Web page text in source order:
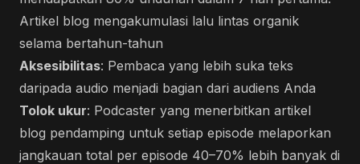
Artikel blog mengakumulasi lalu lintas organik
selama bertahun-tahun
Aksesibilitas: Pembaca yang lebih suka teks
daripada audio menjadi bagian dari audiens Anda
Tolok ukur: Podcaster yang menerbitkan artikel
blog pendamping untuk setiap episode melaporkan
jangkauan total per episode 40–70% lebih banyak di